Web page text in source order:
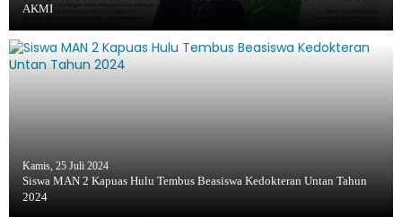
AKMI
Kamis, 25 Juli 2024
Siswa MAN 2 Kapuas Hulu Tembus Beasiswa Kedokteran Untan Tahun
2024